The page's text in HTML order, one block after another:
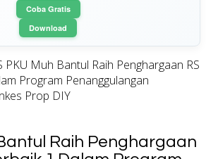
Coba Gratis
Download
PKU Muh Bantul Raih Penghargaan RS
Program Penanggulangan
Prop DIY
Raih Penghargaan